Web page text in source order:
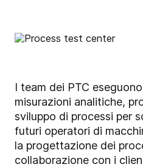
I team dei PTC
misurazioni analitiche,
sviluppo di processi per
futuri operatori di
la progettazione dei
collaborazione con i